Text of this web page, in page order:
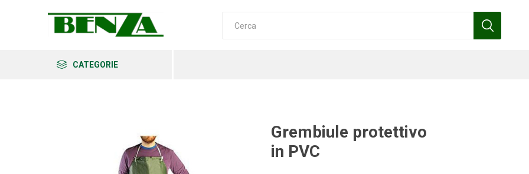
CATEGORIE
Ars Benza
Grembiule protettivo
in PVC